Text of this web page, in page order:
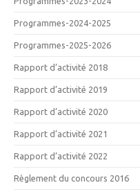
Programmes-2024-2025
Programmes-2025-2026
Rapport d’activité 2018
Rapport d’activité 2019
Rapport d’activité 2020
Rapport d’activité 2021
Rapport d’activité 2022
Règlement du concours 2016